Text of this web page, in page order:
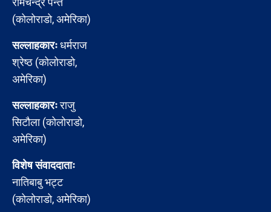
(कोलोराडो, अमेरिका)
सल्लाहकारःधर्मराज
श्रेष्ठ (कोलोराडो,
अमेरिका)
सल्लाहकारःराजु
सिटौला (कोलोराडो,
अमेरिका)
विशेष संवाददाताः
नातिबाबु भट्ट
(कोलोराडो, अमेरिका)